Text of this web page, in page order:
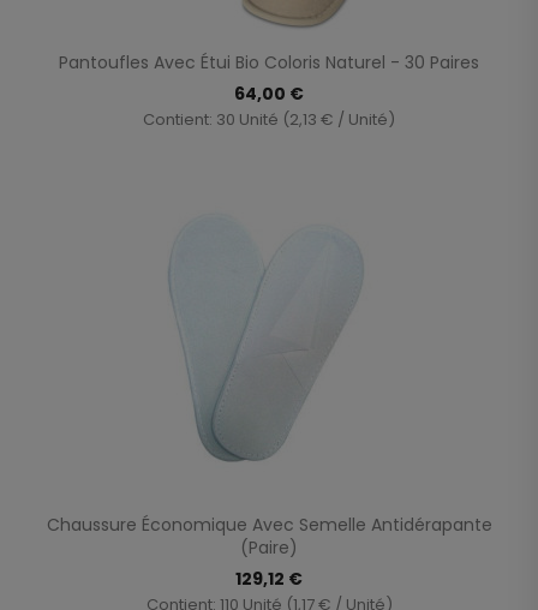
Pantoufles Avec Étui Bio Coloris Naturel - 30 Paires
64,00 €
Contient: 30 Unité (2,13 € / Unité)
Chaussure Économique Avec Semelle Antidérapante
(paire)
129,12 €
Contient: 110 Unité (1,17 € / Unité)